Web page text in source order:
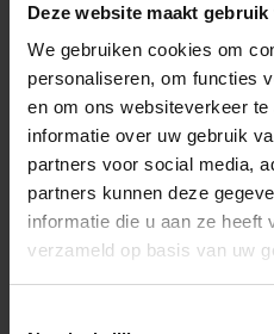
Deze website maakt
We gebruiken cookies om
personaliseren, om functies
en om ons websiteverkeer
informatie over uw gebruik
partners voor social media,
partners kunnen deze
informatie die u aan ze heeft
verzameld op basis van uw
info@tegelstudio.nl
KvK-nummer: 13035969
BTW-nummer:
NL803455562B01